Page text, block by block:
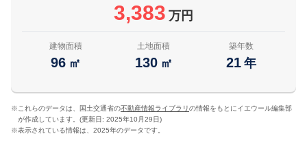
3,383 万円
建物面積
96 ㎡
土地面積
130 ㎡
築年数
21 年
※ これらのデータは、国土交通省の不動産情報ライブラリの情報をもとにイエウール編集部
が作成しています。(更新日: 2025年10月29日)
※表示されている情報は、2025年のデータです。